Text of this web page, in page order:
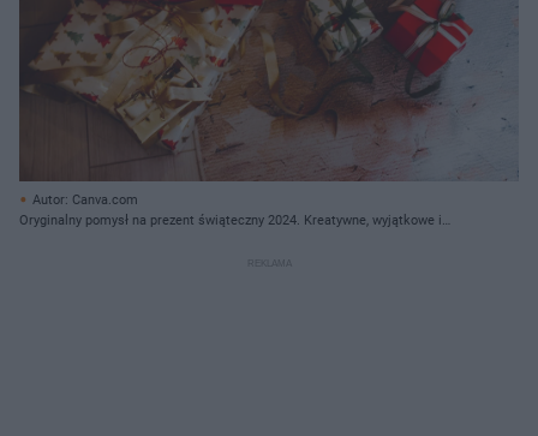
Autor: Canva.com
Oryginalny pomysł na prezent świąteczny 2024. Kreatywne, wyjątkowe i